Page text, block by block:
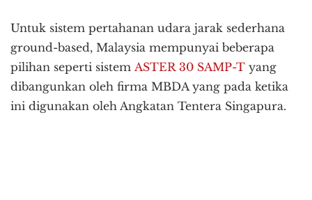
Untuk sistem pertahanan udara jarak sederhana
ground-based, Malaysia mempunyai beberapa
pilihan seperti sistem ASTER 30 SAMP-T yang
dibangunkan oleh firma MBDA yang pada ketika
ini digunakan oleh Angkatan Tentera Singapura.